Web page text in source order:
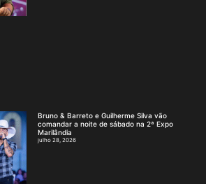
Bruno & Barreto e Guilherme Silva vão
comandar a noite de sábado na 2ª Expo
Marilândia
julho 28, 2026